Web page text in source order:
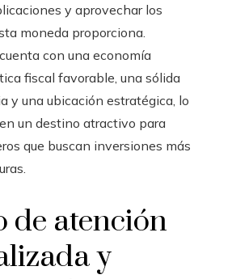
y aprovechar los
moneda proporciona.
con una economía
fiscal favorable, una sólida
y una ubicación estratégica, lo
un destino atractivo para
que buscan inversiones más
de atención
y